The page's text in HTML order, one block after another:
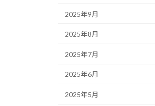
2025年9月
2025年8月
2025年7月
2025年6月
2025年5月